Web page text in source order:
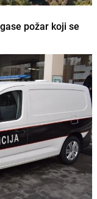
požar koji se